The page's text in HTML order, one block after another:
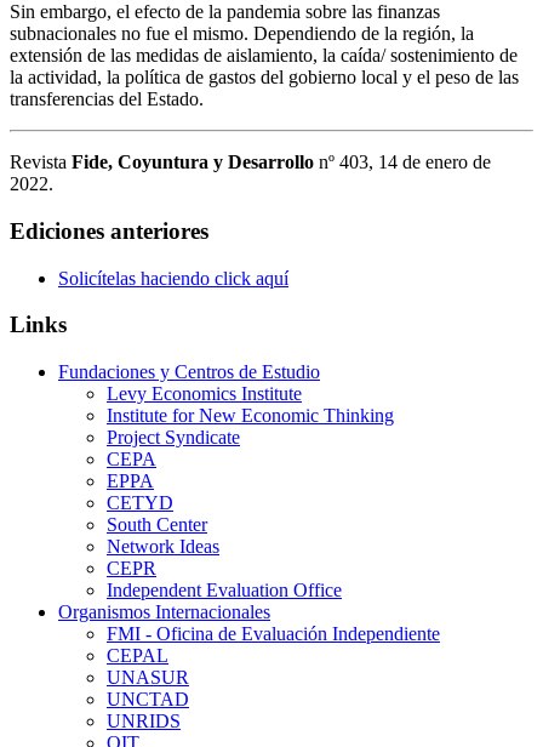
Sin embargo, el efecto de la pandemia sobre las finanzas
subnacionales no fue el mismo. Dependiendo de la región, la
extensión de las medidas de aislamiento, la caída/ sostenimiento de
la actividad, la política de gastos del gobierno local y el peso de las
transferencias del Estado.
Revista Fide, Coyuntura y Desarrollo nº 403, 14 de enero de
2022.
Ediciones anteriores
Solicítelas haciendo click aquí
Links
Fundaciones y Centros de Estudio
Levy Economics Institute
Institute for New Economic Thinking
Project Syndicate
CEPA
EPPA
CETYD
South Center
Network Ideas
CEPR
Independent Evaluation Office
Organismos Internacionales
FMI - Oficina de Evaluación Independiente
CEPAL
UNASUR
UNCTAD
UNRIDS